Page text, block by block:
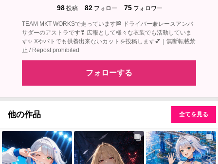
98 投稿 82 フォロー 75 フォロワー
TEAM MKT WORKSで走っています🏁 ドライバー兼レースアンバ
サダーのアストラです❣ 広報として様々な衣装でも活動していま
す✨ Xやパトでも供養出来ないカットを投稿します💕｜無断転載禁
止 / Repost prohibited
フォローする
他の作品 全てを見る